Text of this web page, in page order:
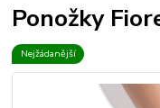
Ponožky
Nejžádanější